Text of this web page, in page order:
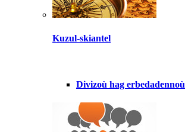
Kuzul-skiantel
Divizoù hag erbedadennoù